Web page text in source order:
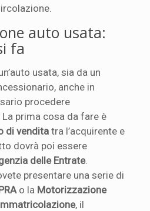
auto usata:
fa
usata, sia da un
anche in
procedere
La prima cosa da fare è
di vendita tra l’acquirente e
dovrà poi essere
delle Entrate.
presentare una serie di
o la Motorizzazione
, il